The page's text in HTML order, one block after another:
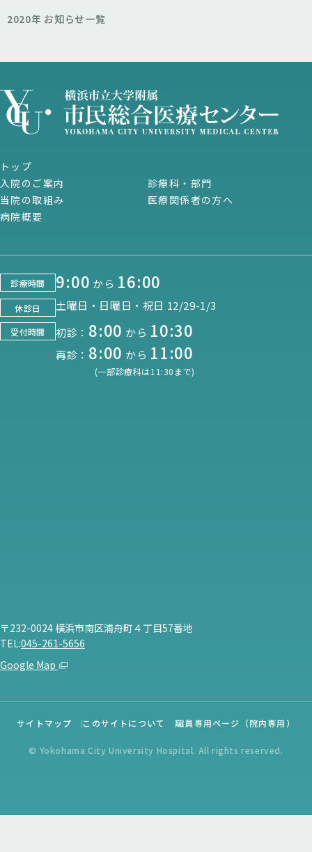
2020年 お知らせ一覧
トップ
入院のご案内
診療科・部門
当院の取組み
医療関係者の方へ
病院概要
診療時間 9:00 から 16:00
休診日 土曜日・日曜日・祝日 12/29-1/3
受付時間 初診： 8:00 から 10:30
再診： 8:00 から 11:00
(一部診療科は11:30まで)
〒232-0024 横浜市南区浦舟町４丁目57番地
TEL:045-261-5656
Google Map
サイトマップ このサイトについて 職員専用ページ（院内専用）
© Yokohama City University Hospital. All rights reserved.